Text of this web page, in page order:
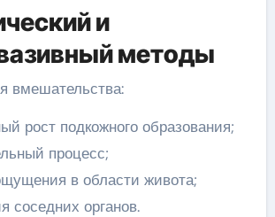
и
методы
вмешательства:
рост подкожного образования;
процесс;
в области живота;
соседних органов.